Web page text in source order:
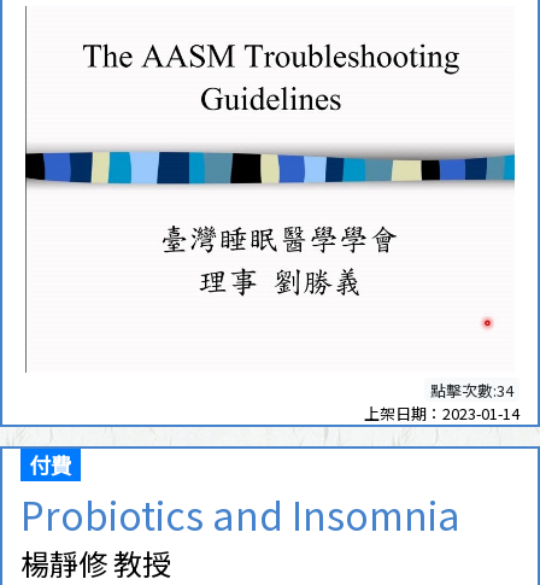
點擊次數:34
上架日期：2023-01-14
付費
Probiotics and Insomnia
楊靜修 教授